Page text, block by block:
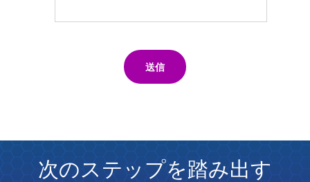
送信
次のステップを踏み出す